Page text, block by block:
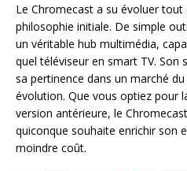
Le Chromecast a su évoluer
philosophie initiale. De simple
un véritable hub multimédia,
quel téléviseur en smart TV. Son
sa pertinence dans un marché
évolution. Que vous optiez pour
version antérieure, le
quiconque souhaite enrichir son
moindre coût.